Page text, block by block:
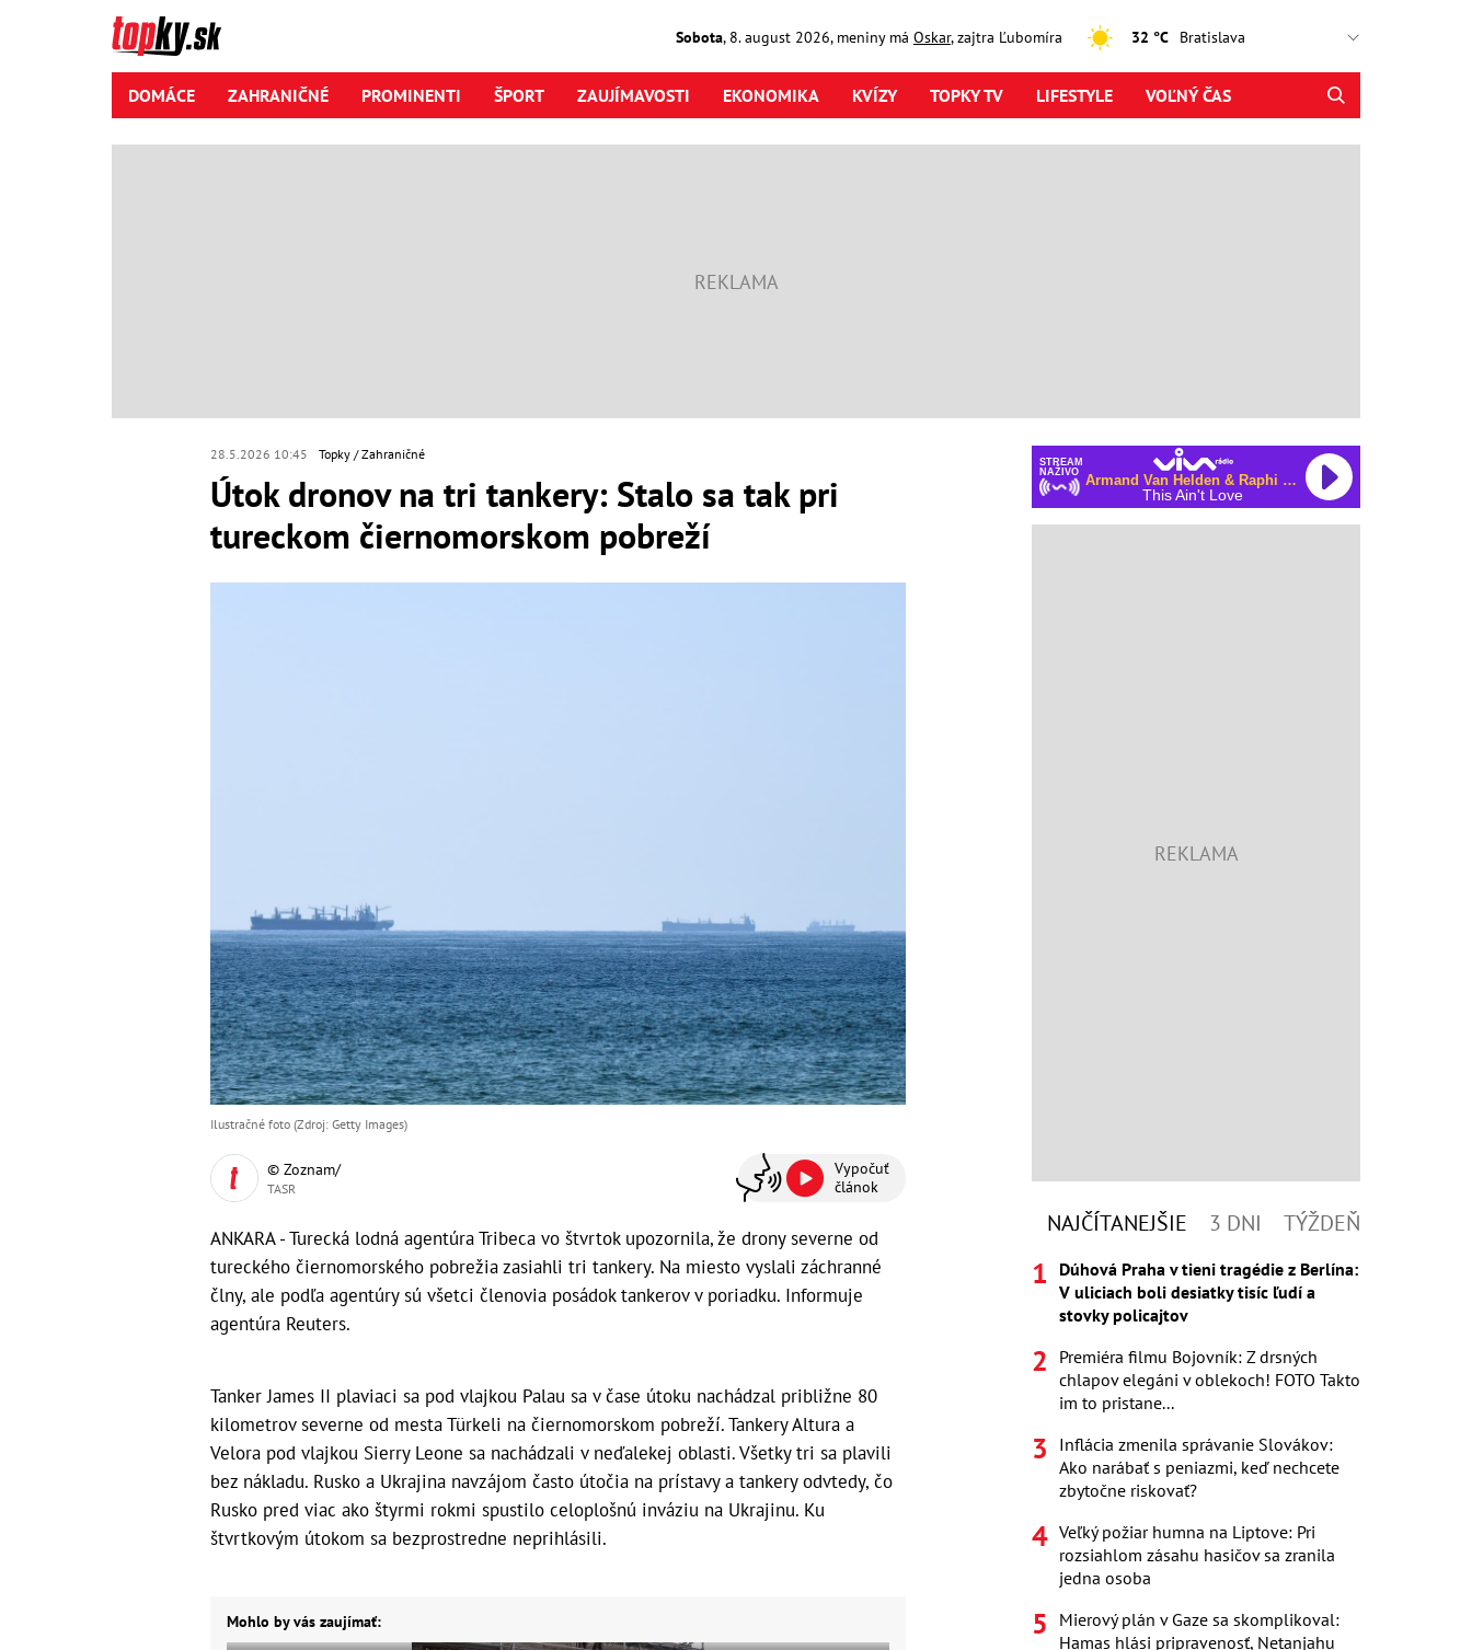
Sobota, 8. august2026, meniny má Oskar, zajtra Ľubomíra 32 °C
DOMÁCE ZAHRANIČNÉ PROMINENTI ŠPORT ZAUJÍMAVOSTI EKONOMIKA KVÍZY TOPKY TV LIFESTYLE VOĽNÝ ČAS
28.5.2026 10:45 Topky Zahraničné
Útok dronov na tri tankery: Stalo sa tak pri
tureckom čiernomorskom pobreží
Ilustračné foto (Zdroj: Getty Images)
© Zoznam/
TASR
Vypočuť
článok
ANKARA - Turecká lodná agentúra Tribeca vo štvrtok upozornila, že drony severne od
tureckého čiernomorského pobrežia zasiahli tri tankery. Na miesto vyslali záchranné
člny, ale podľa agentúry sú všetci členovia posádok tankerov v poriadku. Informuje
agentúra Reuters.
Tanker James II plaviaci sa pod vlajkou Palau sa v čase útoku nachádzal približne 80
kilometrov severne od mesta Türkeli na čiernomorskom pobreží. Tankery Altura a ​
Velora pod vlajkou Sierry Leone sa nachádzali v neďalekej oblasti. Všetky tri sa plavili
bez nákladu. Rusko a Ukrajina navzájom často útočia na prístavy a tankery odvtedy, čo
Rusko pred viac ako štyrmi rokmi spustilo celoplošnú inváziu na Ukrajinu. Ku
štvrtkovým útokom sa bezprostredne neprihlásili.
Mohlo by vás zaujímať:
STREAM
NAŽIVO
Armand Van Helden & Raphi & George Reid
This Ain't Love
NAJČÍTANEJŠIE 3 DNI TÝŽDEŇ
Dúhová Praha v tieni tragédie z Berlína:
V uliciach boli desiatky tisíc ľudí a
stovky policajtov
Premiéra filmu Bojovník: Z drsných
chlapov elegáni v oblekoch! FOTO Takto
im to pristane...
Inflácia zmenila správanie Slovákov:
Ako narábať s peniazmi, keď nechcete
zbytočne riskovať?
Veľký požiar humna na Liptove: Pri
rozsiahlom zásahu hasičov sa zranila
jedna osoba
Mierový plán v Gaze sa skomplikoval:
Hamas hlási pripravenosť, Netanjahu